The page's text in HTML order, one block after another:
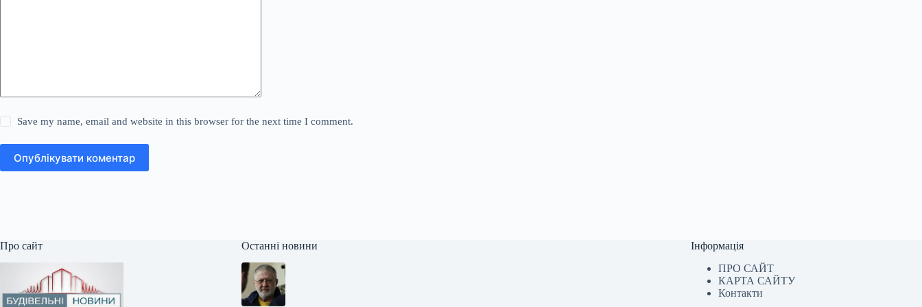
Save my name, email and website in this browser for the next time I comment.
Опублікувати коментар
Про сайт Останні новини
Інформація
ПРО САЙТ
КАРТА САЙТУ
Контакти